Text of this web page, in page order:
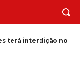
terá interdição no